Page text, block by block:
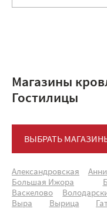
Магазины
Гостилицы
ВЫБРАТЬ
Александровская
Большая Ижора
Васкелово
Выра
Вырица